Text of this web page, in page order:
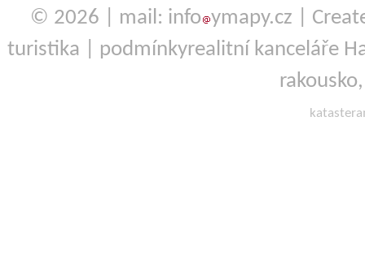
© 2026 | mail: info ymapy.cz |
turistika
podmínkyrealitní kanceláře
rakousko